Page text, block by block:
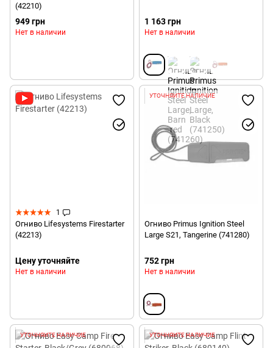
(42210)
949 грн
Нет в наличии
1 163 грн
Нет в наличии
1
Огниво Lifesystems Firestarter
(42213)
Цену уточняйте
Нет в наличии
УТОЧНЯЙТЕ НАЛИЧИЕ
Огниво Primus Ignition Steel
Large S21, Tangerine (741280)
752 грн
Нет в наличии
УТОЧНЯЙТЕ НАЛИЧИЕ УТОЧНЯЙТЕ НАЛИЧИЕ